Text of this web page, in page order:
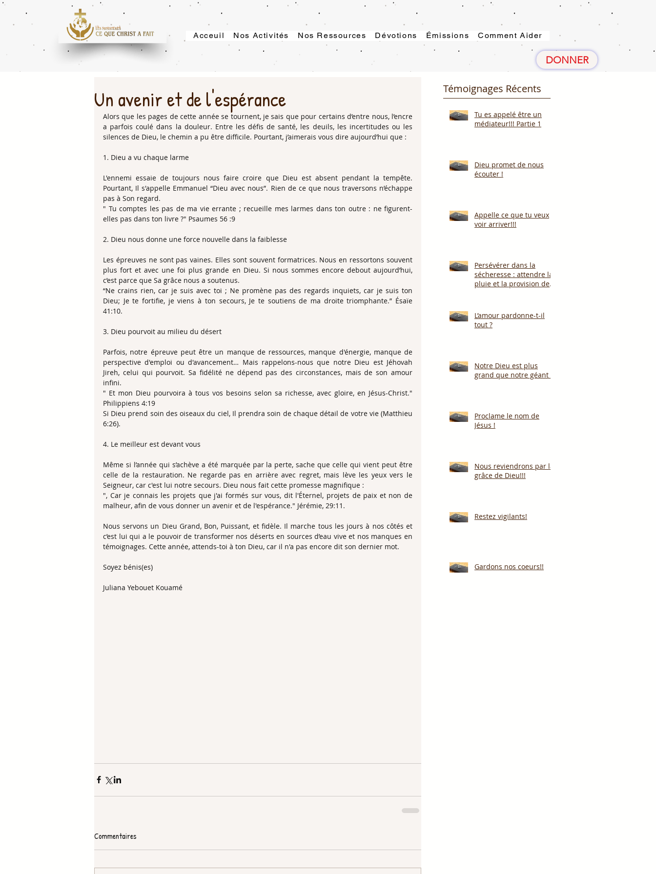
Acceuil Nos Activités Nos Ressources Dévotions Émissions Comment Aider
DONNER
Un avenir et de l'espérance
Alors que les pages de cette année se tournent, je sais que pour certains d’entre nous, l’encre
a parfois coulé dans la douleur. Entre les défis de santé, les deuils, les incertitudes ou les
silences de Dieu, le chemin a pu être difficile. Pourtant, j’aimerais vous dire aujourd’hui que :
​1. Dieu a vu chaque larme
​L'ennemi essaie de toujours nous faire croire que Dieu est absent pendant la tempête.
Pourtant, Il s'appelle Emmanuel “Dieu avec nous”. Rien de ce que nous traversons n’échappe
pas à Son regard.
​" Tu comptes les pas de ma vie errante ; recueille mes larmes dans ton outre : ne figurent-
elles pas dans ton livre ?" Psaumes 56 :9
​2. Dieu nous donne une force nouvelle dans la faiblesse
​Les épreuves ne sont pas vaines. Elles sont souvent formatrices. Nous en ressortons souvent
plus fort et avec une foi plus grande en Dieu. Si nous sommes encore debout aujourd’hui,
c’est parce que Sa grâce nous a soutenus.
“Ne crains rien, car je suis avec toi ; Ne promène pas des regards inquiets, car je suis ton
Dieu; Je te fortifie, je viens à ton secours, Je te soutiens de ma droite triomphante.” Ésaïe
41:10.
​3. Dieu pourvoit au milieu du désert
​Parfois, notre épreuve peut être un manque de ressources, manque d'énergie, manque de
perspective d'emploi ou d'avancement… Mais rappelons-nous que notre Dieu est Jéhovah
Jireh, celui qui pourvoit. Sa fidélité ne dépend pas des circonstances, mais de son amour
infini.
​" Et mon Dieu pourvoira à tous vos besoins selon sa richesse, avec gloire, en Jésus-Christ."
Philippiens 4:19
​Si Dieu prend soin des oiseaux du ciel, Il prendra soin de chaque détail de votre vie (Matthieu
6:26).
​4. Le meilleur est devant vous
​Même si l’année qui s’achève a été marquée par la perte, sache que celle qui vient peut être
celle de la restauration. Ne regarde pas en arrière avec regret, mais lève les yeux vers le
Seigneur, car c'est lui notre secours. Dieu nous fait cette promesse magnifique :
​", Car je connais les projets que j'ai formés sur vous, dit l'Éternel, projets de paix et non de
malheur, afin de vous donner un avenir et de l'espérance." Jérémie, 29:11.
Nous servons un Dieu Grand, Bon, Puissant, et fidèle. Il marche tous les jours à nos côtés et
c’est lui qui a le pouvoir de transformer nos déserts en sources d’eau vive et nos manques en
témoignages. Cette année, attends-toi à ton Dieu, car il n'a pas encore dit son dernier mot.
Soyez bénis(es)
Juliana Yebouet Kouamé
Commentaires
Témoignages Récents
Tu es appelé être un
médiateur!!! Partie 1
Dieu promet de nous
écouter !
Appelle ce que tu veux
voir arriver!!!
Persévérer dans la
sécheresse : attendre la
pluie et la provision de
L’amour pardonne-t-il
tout ?
Notre Dieu est plus
grand que notre géant !
Proclame le nom de
Jésus !
Nous reviendrons par la
grâce de Dieu!!!
Restez vigilants!
Gardons nos coeurs!!